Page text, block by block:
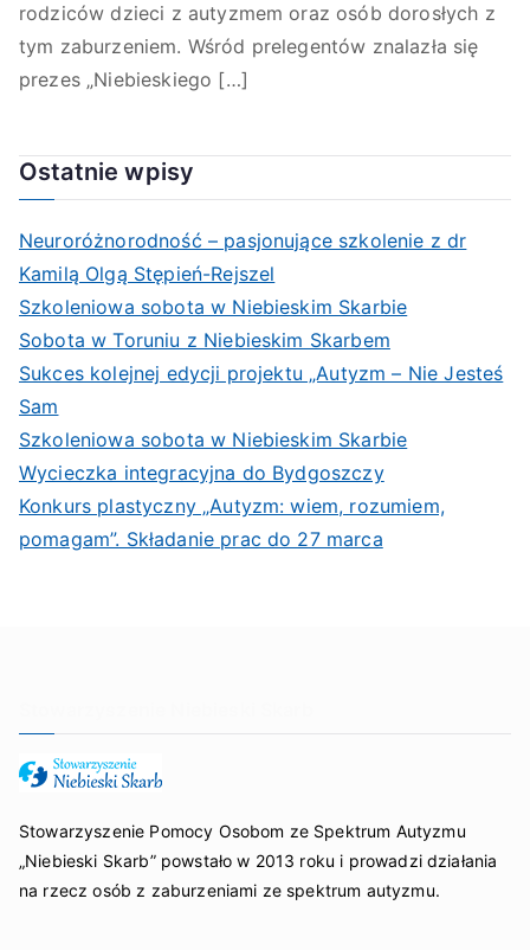
rodziców dzieci z autyzmem oraz osób dorosłych z
tym zaburzeniem. Wśród prelegentów znalazła się
prezes „Niebieskiego […]
Ostatnie wpisy
Neuroróżnorodność – pasjonujące szkolenie z dr
Kamilą Olgą Stępień-Rejszel
Szkoleniowa sobota w Niebieskim Skarbie
Sobota w Toruniu z Niebieskim Skarbem
Sukces kolejnej edycji projektu „Autyzm – Nie Jesteś
Sam
Szkoleniowa sobota w Niebieskim Skarbie
Wycieczka integracyjna do Bydgoszczy
Konkurs plastyczny „Autyzm: wiem, rozumiem,
pomagam”. Składanie prac do 27 marca
Stowarzyszenie Pomocy Osobom ze Spektrum Autyzmu
„Niebieski Skarb” powstało w 2013 roku i prowadzi działania
na rzecz osób z zaburzeniami ze spektrum autyzmu.